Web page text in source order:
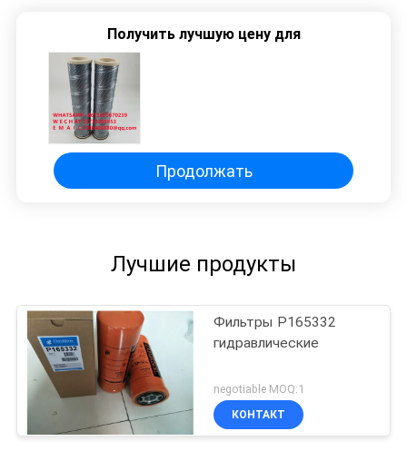
Получить лучшую цену для
Продолжать
Лучшие продукты
Фильтры P165332
гидравлические
negotiable MOQ:1
КОНТАКТ